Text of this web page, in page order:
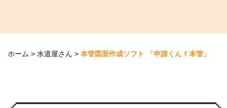
ホーム > 水道屋さん > 本管図面作成ソフト 「申請くんｆ本管」